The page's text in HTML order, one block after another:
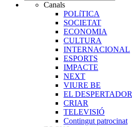
Canals
POLíTICA
SOCIETAT
ECONOMIA
CULTURA
INTERNACIONAL
ESPORTS
IMPACTE
NEXT
VIURE BE
EL DESPERTADOR
CRIAR
TELEVISIÓ
Contingut patrocinat